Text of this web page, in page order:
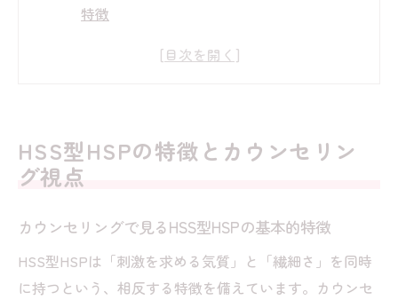
特徴
刺激を求める気質と繊細さの両立とは
グ的視点
繊細さと刺激への欲求が交差する心を解く
カウンセリングで紐解く繊細さの正体
刺激への強い欲求がもたらす矛盾と対話
HSS型HSPの女性に多い心の揺れを探る
HSS型HSPの特徴とカウンセリン
グ視点
カウンセリングで見るHSS型HSPの基本的特徴
HSS型HSPは「刺激を求める気質」と「繊細さ」を同時
に持つという、相反する特徴を備えています。カウンセ